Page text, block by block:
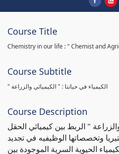
Course Title
Chemistry in our life : " Chemist and
Course Subtitle
" الكيمياء في حياتنا : " الكيميائي والزراعة
Course Description
" الربط بين كيميائي الحقل
وتخصصاتها الوظيفيه في تجديد
الحيوية السرية الموجودة بين